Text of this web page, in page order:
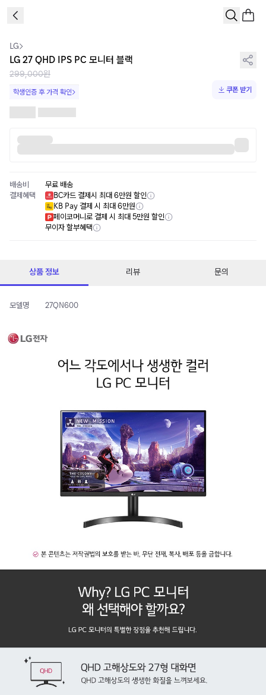
LG
LG 27 QHD IPS PC 모니터 블랙
299,000원
학생인증 후 가격 확인 쿠폰 받기
배송비
무료 배송
결제혜택
BC카드 결제시 최대 6만원 할인
KB Pay 결제 시 최대 6만원
페이코머니로 결제 시 최대 5만원 할인
무이자 할부혜택
상품 정보 리뷰 문의
모델명 27QN600